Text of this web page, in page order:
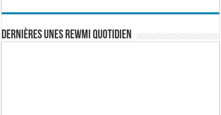
Dernières Unes Rewmi Quotidien